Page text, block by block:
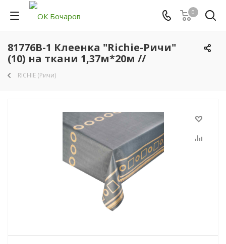
0
81776B-1 Клеенка "Richie-Ричи"
(10) на ткани 1,37м*20м //
RICHIE (Ричи)